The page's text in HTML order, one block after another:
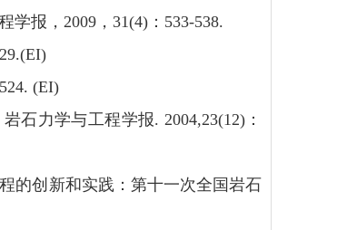
报，2009，31(4)：533-538.
(EI)
(EI)
石力学与工程学报. 2004,23(12)：
的创新和实践：第十一次全国岩石